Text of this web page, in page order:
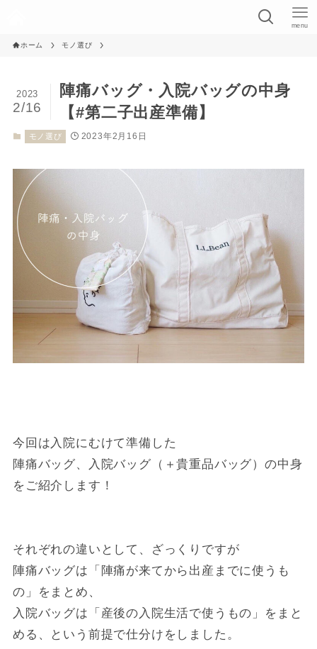
menu
ホーム モノ選び
陣痛バッグ・入院バッグの中身
【#第二子出産準備】
2023
2/16
モノ選び 2023年2月16日
今回は入院にむけて準備した
陣痛バッグ、入院バッグ（＋貴重品バッグ）の中身
をご紹介します！
それぞれの違いとして、ざっくりですが
陣痛バッグは「陣痛が来てから出産までに使うも
の」をまとめ、
入院バッグは「産後の入院生活で使うもの」をまと
める、という前提で仕分けをしました。